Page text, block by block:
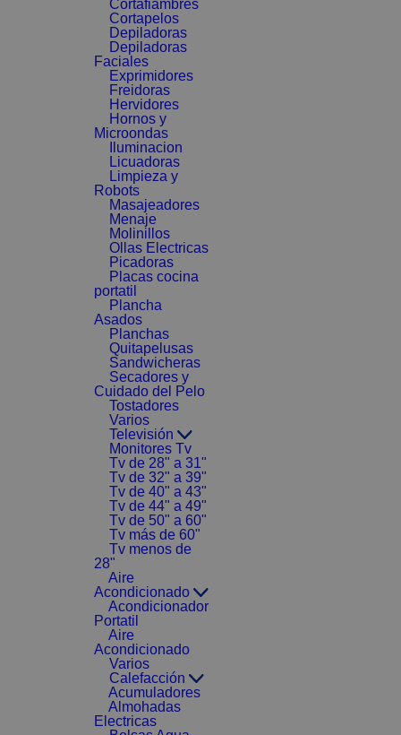
Cortafiambres
Cortapelos
Depiladoras
Depiladoras
Faciales
Exprimidores
Freidoras
Hervidores
Hornos y
Microondas
Iluminacion
Licuadoras
Limpieza y
Robots
Masajeadores
Menaje
Molinillos
Ollas Electricas
Picadoras
Placas cocina
portatil
Plancha
Asados
Planchas
Quitapelusas
Sandwicheras
Secadores y
Cuidado del Pelo
Tostadores
Varios
Televisión
Monitores Tv
Tv de 28" a 31"
Tv de 32" a 39"
Tv de 40" a 43"
Tv de 44" a 49"
Tv de 50" a 60"
Tv más de 60"
Tv menos de
28"
Aire
Acondicionado
Acondicionador
Portatil
Aire
Acondicionado
Varios
Calefacción
Acumuladores
Almohadas
Electricas